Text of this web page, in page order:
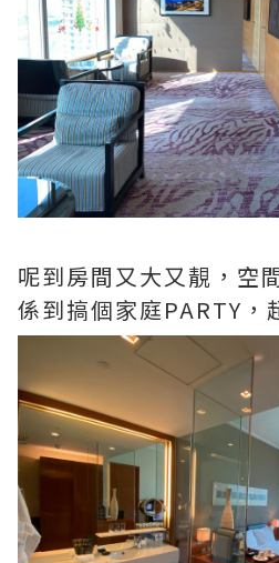
呢到房間又大又靚，空
係到搞個家庭PARTY，